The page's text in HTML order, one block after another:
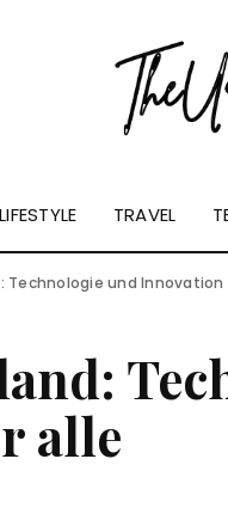
LIFESTYLE TRAVEL
Technologie und Innovation
alle